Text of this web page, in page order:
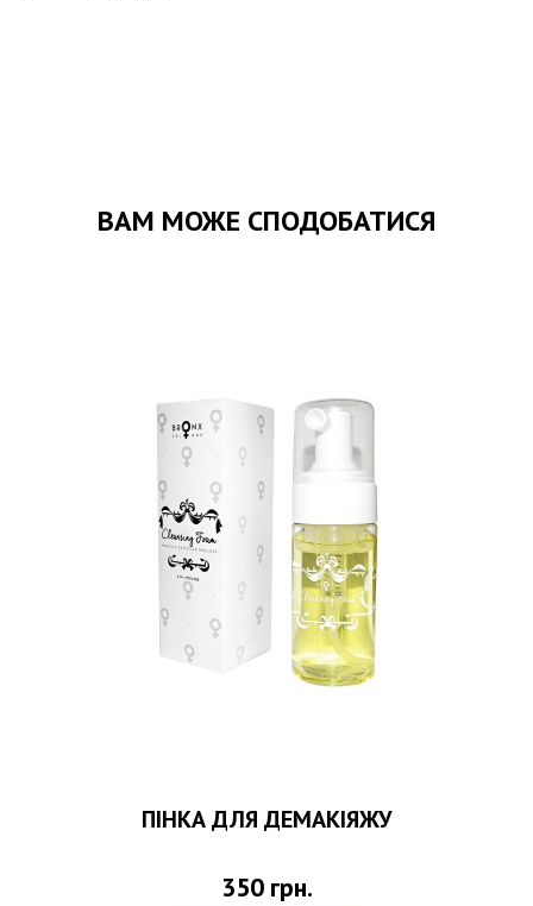
ВАМ МОЖЕ СПОДОБАТИСЯ
ПІНКА ДЛЯ ДЕМАКІЯЖУ
350 грн.